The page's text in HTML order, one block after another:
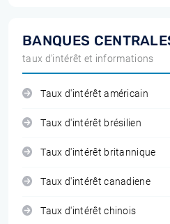
BANQUES
taux d'intérêt et informations
Taux d'intérêt américain
Taux d'intérêt brésilien
Taux d'intérêt britannique
Taux d'intérêt canadiene
Taux d'intérêt chinois